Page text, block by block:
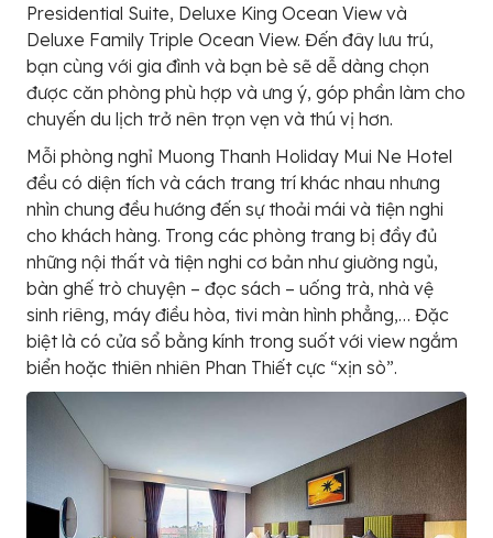
Presidential Suite, Deluxe King Ocean View và
Deluxe Family Triple Ocean View. Đến đây lưu trú,
bạn cùng với gia đình và bạn bè sẽ dễ dàng chọn
được căn phòng phù hợp và ưng ý, góp phần làm cho
chuyến du lịch trở nên trọn vẹn và thú vị hơn.
Mỗi phòng nghỉ Muong Thanh Holiday Mui Ne Hotel
đều có diện tích và cách trang trí khác nhau nhưng
nhìn chung đều hướng đến sự thoải mái và tiện nghi
cho khách hàng. Trong các phòng trang bị đầy đủ
những nội thất và tiện nghi cơ bản như giường ngủ,
bàn ghế trò chuyện – đọc sách – uống trà, nhà vệ
sinh riêng, máy điều hòa, tivi màn hình phẳng,… Đặc
biệt là có cửa sổ bằng kính trong suốt với view ngắm
biển hoặc thiên nhiên Phan Thiết cực “xịn sò”.